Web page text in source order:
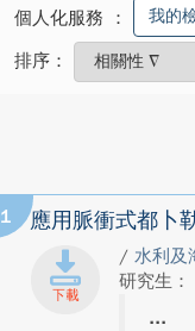
個人化服務 ： 我的
排序：
1 應用脈衝式都卜
/ 水利及
研究生